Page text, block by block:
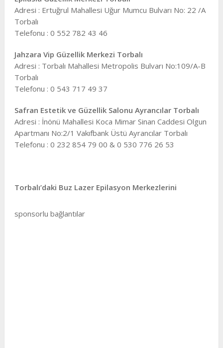
Adresi : Ertuğrul Mahallesi Uğur Mumcu Bulvarı No: 22 /A
Torbalı
Telefonu : 0 552 782 43 46
Jahzara Vip Güzellik Merkezi Torbalı
Adresi : Torbalı Mahallesi Metropolis Bulvarı No:109/A-B
Torbalı
Telefonu : 0 543 717 49 37
Safran Estetik ve Güzellik Salonu Ayrancılar Torbalı
Adresi : İnönü Mahallesi Koca Mimar Sinan Caddesi Olgun
Apartmanı No:2/1 Vakıfbank Üstü Ayrancılar Torbalı
Telefonu : 0 232 854 79 00 & 0 530 776 26 53
Torbalı’daki Buz Lazer Epilasyon Merkezlerini
sponsorlu bağlantılar